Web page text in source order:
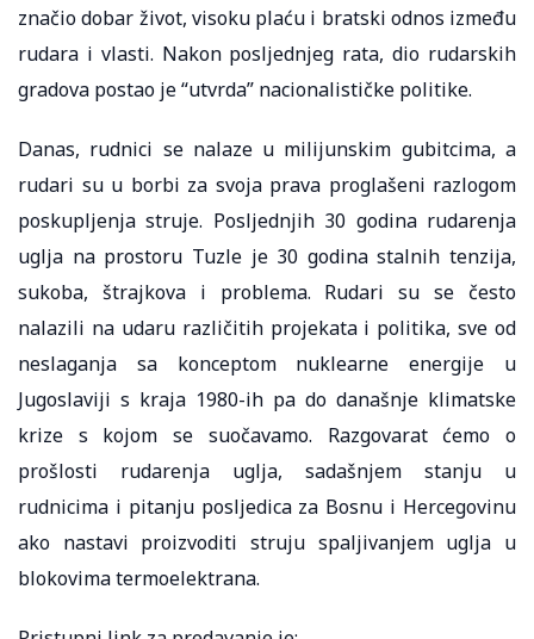
značio dobar život, visoku plaću i bratski odnos između
rudara i vlasti. Nakon posljednjeg rata, dio rudarskih
gradova postao je “utvrda” nacionalističke politike.
Danas, rudnici se nalaze u milijunskim gubitcima, a
rudari su u borbi za svoja prava proglašeni razlogom
poskupljenja struje. Posljednjih 30 godina rudarenja
uglja na prostoru Tuzle je 30 godina stalnih tenzija,
sukoba, štrajkova i problema. Rudari su se često
nalazili na udaru različitih projekata i politika, sve od
neslaganja sa konceptom nuklearne energije u
Jugoslaviji s kraja 1980-ih pa do današnje klimatske
krize s kojom se suočavamo. Razgovarat ćemo o
prošlosti rudarenja uglja, sadašnjem stanju u
rudnicima i pitanju posljedica za Bosnu i Hercegovinu
ako nastavi proizvoditi struju spaljivanjem uglja u
blokovima termoelektrana.